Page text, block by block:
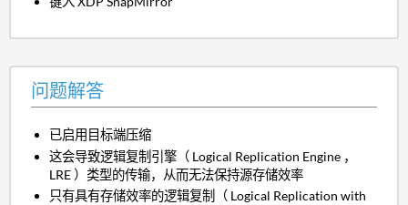
问题解答
已启用目标端压缩
这会导致逻辑复制引擎（ Logical Replication Engine ，
LRE ）类型的传输，从而无法保持源存储效率
只有具有存储效率的逻辑复制（ Logical Replication with